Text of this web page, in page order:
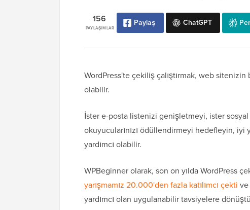
PAYLAŞIMLAR
156 Paylaş ChatGPT
WordPress'te çekiliş çalıştırmak, web
olabilir.
İster e-posta listenizi genişletmeyi, ister sosyal
okuyucularınızı ödüllendirmeyi hedefleyin,
yardımcı olabilir.
WPBeginner olarak, son on yılda WordPress
yarışmamız 20.000'den fazla katılımcı çekti
yardımcı olan uygulanabilir tavsiyelere